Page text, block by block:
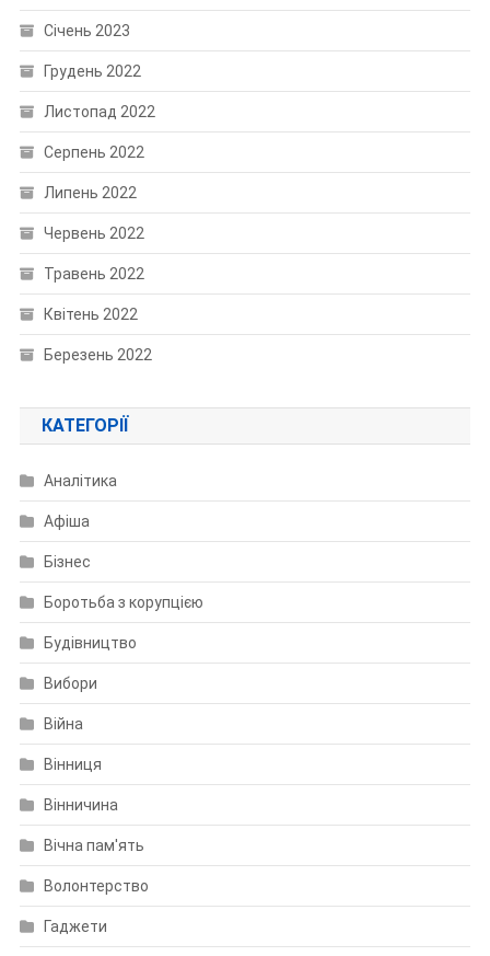
Січень 2023
Грудень 2022
Листопад 2022
Серпень 2022
Липень 2022
Червень 2022
Травень 2022
Квітень 2022
Березень 2022
КАТЕГОРІЇ
Аналітика
Афіша
Бізнес
Боротьба з корупцією
Будівництво
Вибори
Війна
Вінниця
Вінничина
Вічна пам'ять
Волонтерство
Гаджети